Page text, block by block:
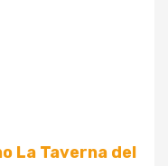
La Taverna del